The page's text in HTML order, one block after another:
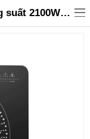
Bếp điện từ Elmich ICE-1832 công suất 2100W bảo hành 24 tháng - 1,150,000 | Sanhangre